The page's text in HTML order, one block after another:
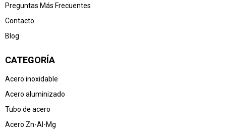
Preguntas Más Frecuentes
Contacto
Blog
CATEGORÍA
Acero inoxidable
Acero aluminizado
Tubo de acero
Acero Zn-Al-Mg